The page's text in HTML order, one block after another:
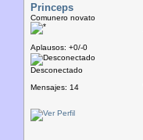
Princeps
Comunero novato
Aplausos: +0/-0
Desconectado
Mensajes: 14